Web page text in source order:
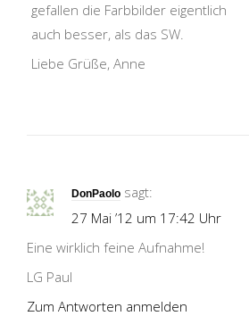
gefallen die Farbbilder eigentlich
auch besser, als das SW.
Liebe Grüße, Anne
DonPaolo sagt:
27 Mai ’12 um 17:42 Uhr
Eine wirklich feine Aufnahme!
LG Paul
Zum Antworten anmelden